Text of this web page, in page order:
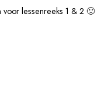
lessenreeks 1 & 2 🙂